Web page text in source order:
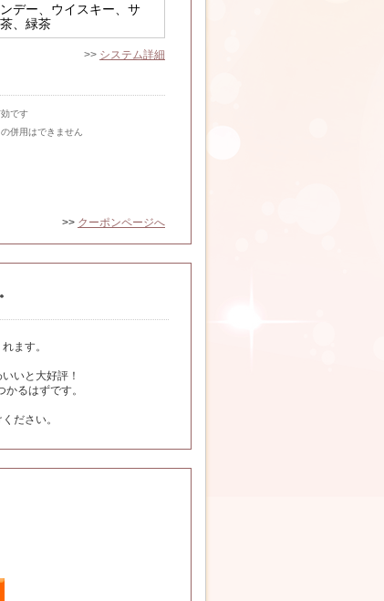
デー、ウイスキー、サ
、緑茶
>> システム詳細
です
併用はできません
>> クーポンページへ
ます。
いと大好評！
るはずです。
ださい。